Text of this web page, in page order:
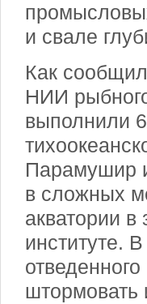
и свале
Как
НИИ
выполнили
Парамушир
в сложных
акватории
институте.
штормовать